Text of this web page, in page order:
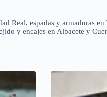
Real, espadas y armaduras
y encajes en Albacete y